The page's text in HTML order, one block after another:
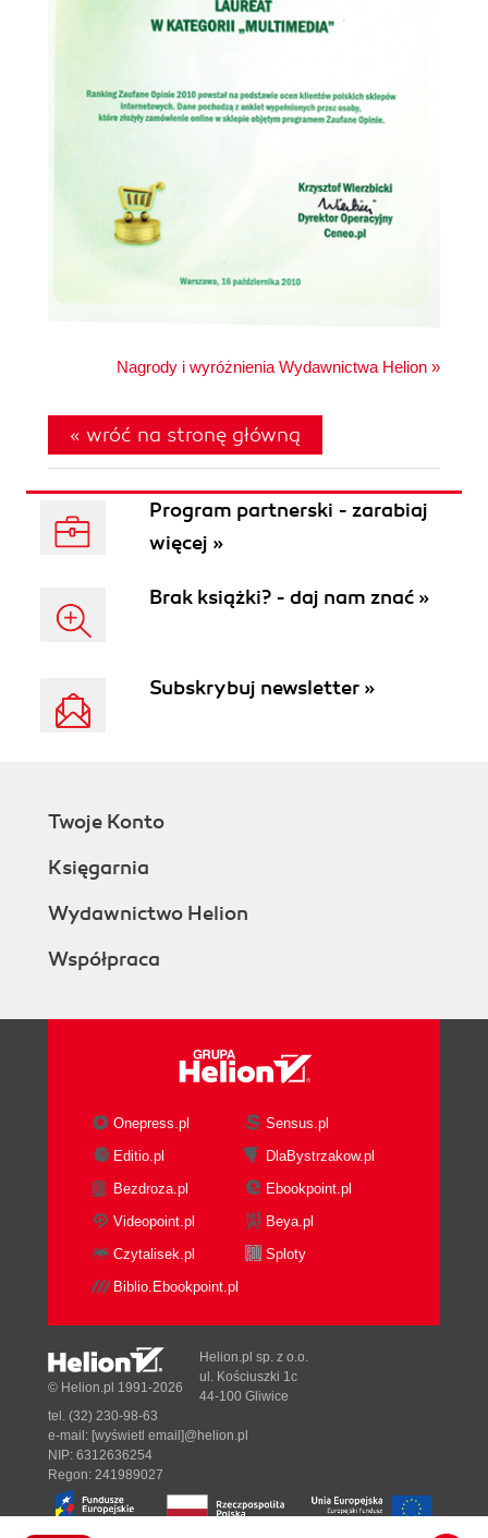
Nagrody i wyróżnienia Wydawnictwa Helion »
« wróć na stronę główną
Program partnerski - zarabiaj
więcej »
Brak książki? - daj nam znać »
Subskrybuj newsletter »
Twoje Konto
Księgarnia
Wydawnictwo Helion
Współpraca
Onepress.pl
Sensus.pl
Editio.pl
DlaBystrzakow.pl
Bezdroza.pl
Ebookpoint.pl
Videopoint.pl
Beya.pl
Czytalisek.pl
Sploty
Biblio.Ebookpoint.pl
© Helion.pl 1991-2026
Helion.pl sp. z o.o.
ul. Kościuszki 1c
44-100 Gliwice
tel. (32) 230-98-63
e-mail: [wyświetl email]@helion.pl
NIP: 6312636254
Regon: 241989027